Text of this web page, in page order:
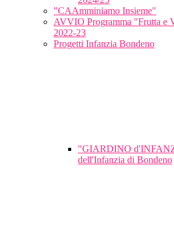
"CAAmminiamo Insieme"
AVVIO Programma "Frutta e
2022-23
Progetti Infanzia Bondeno
"GIARDINO
dell'Infanzia di Bondeno